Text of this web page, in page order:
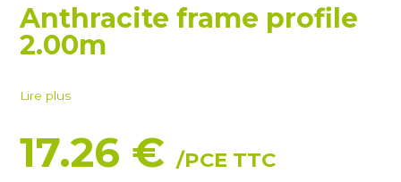
Anthracite frame profile
2.00m
Lire plus
17.26 €/PCE TTC